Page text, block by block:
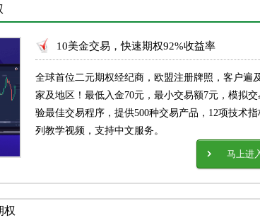
10美金交易，快速期权92%收益率
全球首位二元期权经纪商，欧盟注册牌照，客户遍
家及地区！最低入金70元，最小交易额7元，模拟
验最佳交易程序，提供500种交易产品，12项技术
列教学视频，支持中文服务。
马上进
权